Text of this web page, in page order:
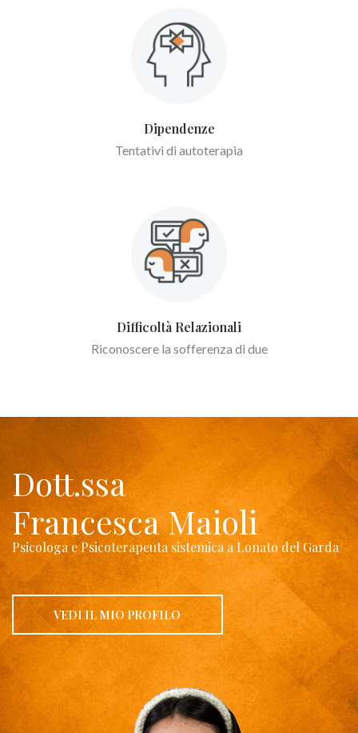
Dipendenze
Tentativi di autoterapia
Difficoltà Relazionali
Riconoscere la sofferenza di due
Dott.ssa
Francesca Maioli
Psicologa e Psicoterapeuta sistemica a Lonato del Garda
VEDI IL MIO PROFILO